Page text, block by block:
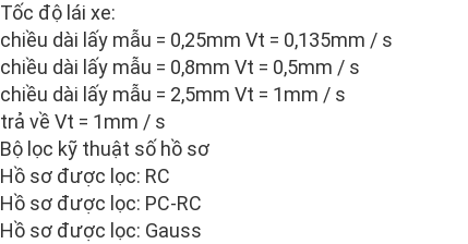
Tốc độ lái xe:
chiều dài lấy mẫu = 0,25mm Vt = 0,135mm / s
chiều dài lấy mẫu = 0,8mm Vt = 0,5mm / s
chiều dài lấy mẫu = 2,5mm Vt = 1mm / s
trả về Vt = 1mm / s
Bộ lọc kỹ thuật số hồ sơ
Hồ sơ được lọc: RC
Hồ sơ được lọc: PC-RC
Hồ sơ được lọc: Gauss